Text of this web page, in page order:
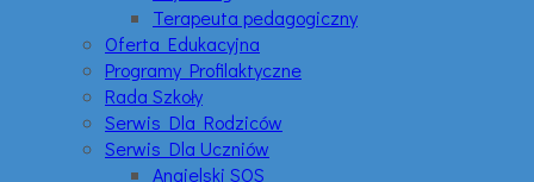
Terapeuta pedagogiczny
Oferta Edukacyjna
Programy Profilaktyczne
Rada Szkoły
Serwis Dla Rodziców
Serwis Dla Uczniów
Angielski SOS